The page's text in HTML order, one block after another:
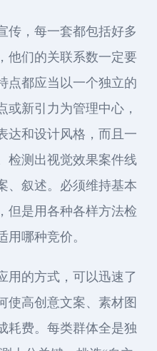
传，每一套都包括好多
他们的关联系数一定要
点都应当以一个独立的
或新引力为管理中心，
达和设计风格，而且一
检测出视觉效果案件线
、叙述。必须维持基本
但是用各种各样方法检
哪种竞价。
用的方式，可以迅速了
使高创意文案、素材图
耗费。每类群体全是独